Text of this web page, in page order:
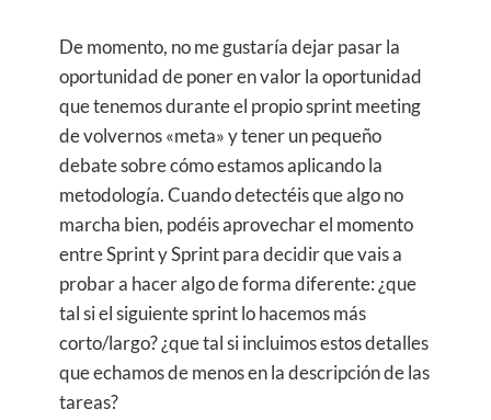
De momento, no me gustaría dejar pasar la
oportunidad de poner en valor la oportunidad
que tenemos durante el propio sprint meeting
de volvernos «meta» y tener un pequeño
debate sobre cómo estamos aplicando la
metodología. Cuando detectéis que algo no
marcha bien, podéis aprovechar el momento
entre Sprint y Sprint para decidir que vais a
probar a hacer algo de forma diferente: ¿que
tal si el siguiente sprint lo hacemos más
corto/largo? ¿que tal si incluimos estos detalles
que echamos de menos en la descripción de las
tareas?